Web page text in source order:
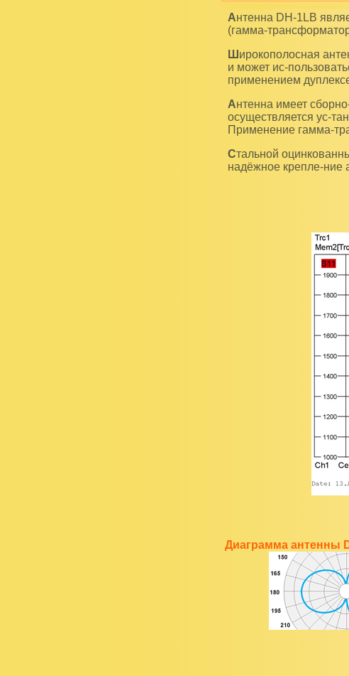
Антенна DH-1LB является полуволновым неразрезным вибратором с шунтовым питанием
(гамма-
Широкополосная антенна DH-1LB предназначена для организации дуплексной радиосвязи
и может ис-
применением
Антенна имеет сборно-разборную конструкцию и полностью заземлена. Настройка
осуществляется ус-
Применение гамма-
Стальной оцинкованный крепежный узел усиленной конструкции КР-65 обеспечивает
надёжное крепле-ние
Диаграмма антенны